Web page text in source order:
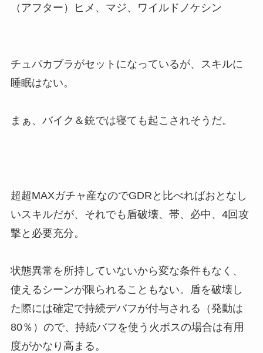
（アフター）ヒメ、マジ、ワイルドノケシン
チュパカブラがセットになっているが、スキルに
睡眠はない。
まぁ、バイク＆銃では寝ても起こされそうだ。
超超MAXガチャ産なのでGDRと比べればおとなし
いスキルだが、それでも盾破壊、帯、必中、4回攻
撃と必要充分。
状態異常を所持していないから変な条件もなく、
使えるシーンが限られることもない。盾を破壊し
た際には確定で持続デバフが付与される（発動は
80％）ので、持続バフを使う火ボスの場合は有用
度がかなり高まる。